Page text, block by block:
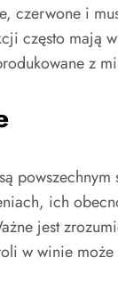
czerwone i
często mają
z
ich
jest
w winie